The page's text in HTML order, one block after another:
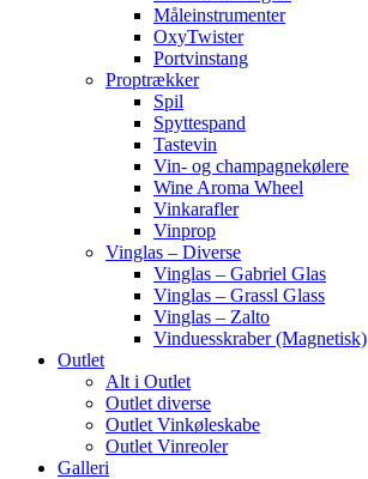
Måleinstrumenter
OxyTwister
Portvinstang
Proptrækker
Spil
Spyttespand
Tastevin
Vin- og champagnekølere
Wine Aroma Wheel
Vinkarafler
Vinprop
Vinglas – Diverse
Vinglas – Gabriel Glas
Vinglas – Grassl Glass
Vinglas – Zalto
Vinduesskraber (Magnetisk)
Outlet
Alt i Outlet
Outlet diverse
Outlet Vinkøleskabe
Outlet Vinreoler
Galleri